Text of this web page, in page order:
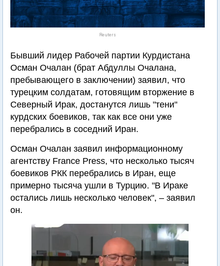
Reuters
Бывший лидер Рабочей партии Курдистана
Осман Очалан (брат Абдуллы Очалана,
пребывающего в заключении) заявил, что
турецким солдатам, готовящим вторжение в
Северный Ирак, достанутся лишь "тени"
курдских боевиков, так как все они уже
перебрались в соседний Иран.
Осман Очалан заявил информационному
агентству France Press, что несколько тысяч
боевиков РКК перебрались в Иран, еще
примерно тысяча ушли в Турцию. "В Ираке
остались лишь несколько человек", – заявил
он.